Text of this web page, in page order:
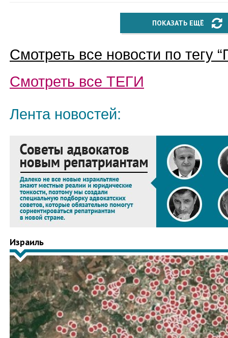
ПОКАЗАТЬ ЕЩЁ
Смотреть все новости по тегу “
Смотреть все ТЕГИ
Лента новостей:
Израиль